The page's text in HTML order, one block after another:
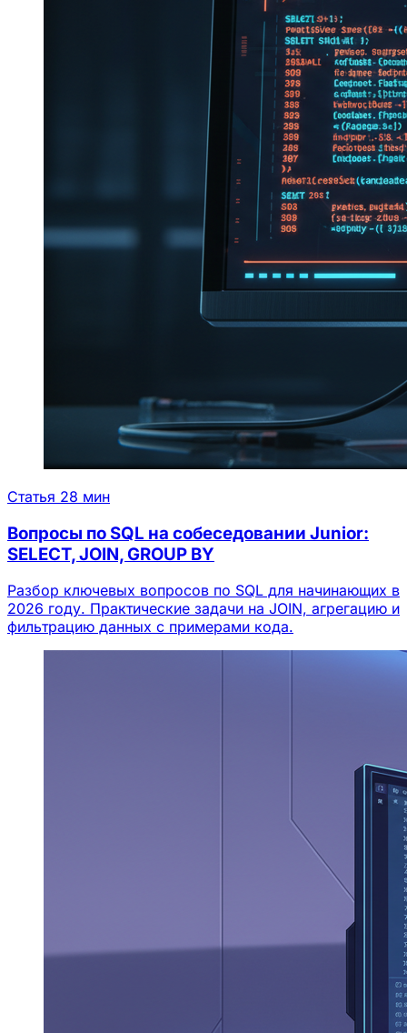
Статья 28 мин
Вопросы по SQL на собеседовании Junior:
SELECT, JOIN, GROUP BY
Разбор ключевых вопросов по SQL для начинающих в
2026 году. Практические задачи на JOIN, агрегацию и
фильтрацию данных с примерами кода.